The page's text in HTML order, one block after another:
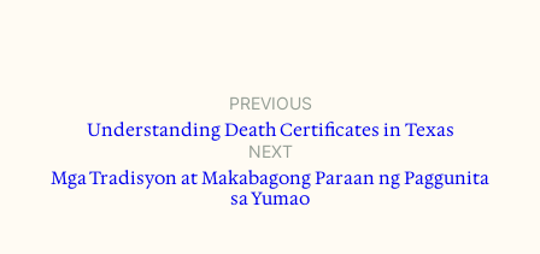
PREVIOUS
Understanding Death Certificates in Texas
NEXT
Mga Tradisyon at Makabagong Paraan ng Paggunita
sa Yumao